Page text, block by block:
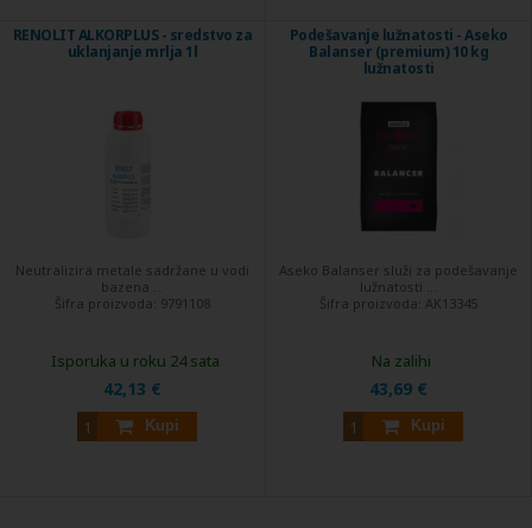
RENOLIT ALKORPLUS - sredstvo za
uklanjanje mrlja 1l
Neutralizira metale sadržane u vodi
bazena ...
Šifra proizvoda: 9791108
42,13 €
Kupi
Isporuka u roku 24 sata
Podešavanje lužnatosti - Aseko
Balanser (premium) 10 kg
lužnatosti
Aseko Balanser služi za podešavanje
lužnatosti ...
Šifra proizvoda: AK13345
43,69 €
Kupi
Na zalihi